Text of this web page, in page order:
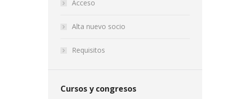
Acceso
Alta nuevo socio
Requisitos
Cursos y congresos